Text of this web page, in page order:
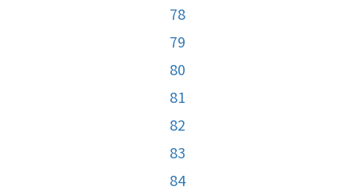
78
79
80
81
82
83
84